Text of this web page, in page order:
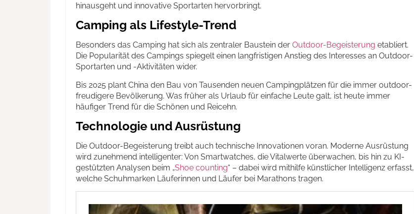
hinausgeht und innovative Sportarten hervorbringt.
Camping als Lifestyle-Trend
Besonders das Camping hat sich als zentraler Baustein der Outdoor-Begeisterung etabliert.
Die Popularität des Campings spiegelt einen langfristigen Anstieg des Interesses an Outdoor-
Sportarten und -Aktivitäten wider.
Bis 2025 plant China den Bau von Tausenden neuen Campingplätzen für die immer outdoor-
freudigere Bevölkerung. Was früher als Urlaub für einfache Leute galt, ist heute immer
häufiger Trend für die Schönen und Reicehn.
Technologie und Ausrüstung
Die Outdoor-Begeisterung treibt auch technische Innovationen voran. Moderne Ausrüstung
wird zunehmend intelligenter: Von Smartwatches, die Vitalwerte überwachen, bis hin zu KI-
gestützten Analysen beim „Shoe counting“ – dabei wird mithilfe künstlicher Intelligenz erfasst,
welche Schuhmarken Läuferinnen und Läufer bei Marathons tragen.